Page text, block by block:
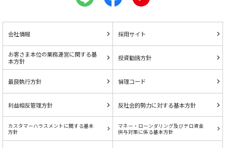
会社情報 採用サイト
お客さま本位の業務運営に関する基
本方針
投資勧誘方針
最良執行方針 倫理コード
利益相反管理方針 反社会的勢力に対する基本方針
カスタマーハラスメントに関する基本
方針
マネー・ローンダリング及びテロ資金
供与対策に係る基本方針